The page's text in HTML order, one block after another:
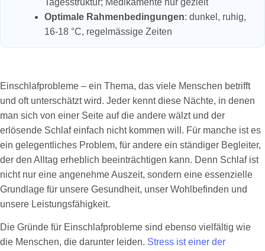
Tagesstruktur; Medikamente nur gezielt
Optimale Rahmenbedingungen: dunkel, ruhig,
16-18 °C, regelmässige Zeiten
Einschlafprobleme – ein Thema, das viele Menschen betrifft
und oft unterschätzt wird. Jeder kennt diese Nächte, in denen
man sich von einer Seite auf die andere wälzt und der
erlösende Schlaf einfach nicht kommen will. Für manche ist es
ein gelegentliches Problem, für andere ein ständiger Begleiter,
der den Alltag erheblich beeinträchtigen kann. Denn Schlaf ist
nicht nur eine angenehme Auszeit, sondern eine essenzielle
Grundlage für unsere Gesundheit, unser Wohlbefinden und
unsere Leistungsfähigkeit.
Die Gründe für Einschlafprobleme sind ebenso vielfältig wie
die Menschen, die darunter leiden. Stress ist einer der